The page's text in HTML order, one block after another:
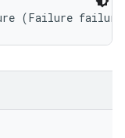
(Failure